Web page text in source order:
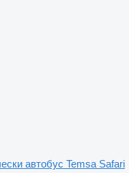
автобус Temsa Safari